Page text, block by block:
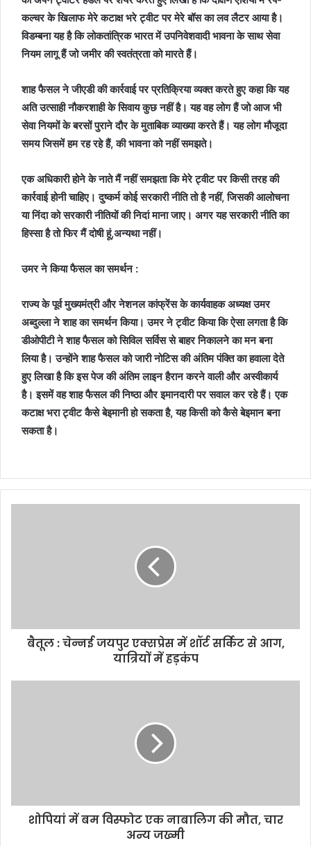
कल्चर के खिलाफ मेरे कटाक्ष भरे ट्वीट पर मेरे बॉस का लव लैटर आया है।
विडम्बना यह है कि लोकतांत्रिक भारत में उपनिवेशवादी भावना के साथ सेवा
नियम लागू हैं जो जमीर की स्वतंत्रता को मारते हैं।
शाह फैसल ने जीएडी की कार्रवाई पर प्रतिक्रिया व्यक्त करते हुए कहा कि यह
अति उत्साही नौकरशाही के सिवाय कुछ नहीं है। यह वह लोग हैं जो आज भी
सेवा नियमों के बरसों पुराने दौर के मुताबिक व्याख्या करते हैं। यह लोग मौजूदा
समय जिसमें हम रह रहे हैं, की भावना को नहीं समझते।
एक अधिकारी होने के नाते मैं नहीं समझता कि मेरे ट्वीट पर किसी तरह की
कार्रवाई होनी चाहिए। दुष्कर्म कोई सरकारी नीति तो है नहीं, जिसकी आलोचना
या निंदा को सरकारी नीतियों की निदां माना जाए। अगर यह सरकारी नीति का
हिस्सा है तो फिर मैं दोषी हूं,अन्यथा नहीं।
उमर ने किया फैसल का समर्थन :
राज्य के पूर्व मुख्यमंत्री और नेशनल कांफ्रेंस के कार्यवाहक अध्यक्ष उमर
अब्दुल्ला ने शाह का समर्थन किया। उमर ने ट्वीट किया कि ऐसा लगता है कि
डीओपीटी ने शाह फैसल को सिविल सर्विस से बाहर निकालने का मन बना
लिया है। उन्होंने शाह फैसल को जारी नोटिस की अंतिम पंक्ति का हवाला देते
हुए लिखा है कि इस पेज की अंतिम लाइन हैरान करने वाली और अस्वीकार्य
है। इसमें वह शाह फैसल की निष्ठा और इमानदारी पर सवाल कर रहे हैं। एक
कटाक्ष भरा ट्वीट कैसे बेइमानी हो सकता है, यह किसी को कैसे बेइमान बना
सकता है।
बैतूल : चेन्नई जयपुर एक्सप्रेस में शॉर्ट सर्किट से आग,
यात्रियों में हड़कंप
शोपियां में बम विस्फोट एक नाबालिग की मौत, चार
अन्य जख्मी